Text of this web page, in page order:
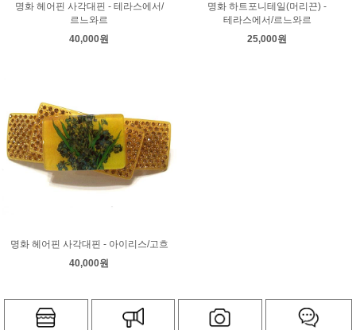
명화 헤어핀 사각대핀 - 테라스에서/
르느와르
40,000원
명화 하트포니테일(머리끈) -
테라스에서/르느와르
25,000원
명화 헤어핀 사각대핀 - 아이리스/고흐
40,000원